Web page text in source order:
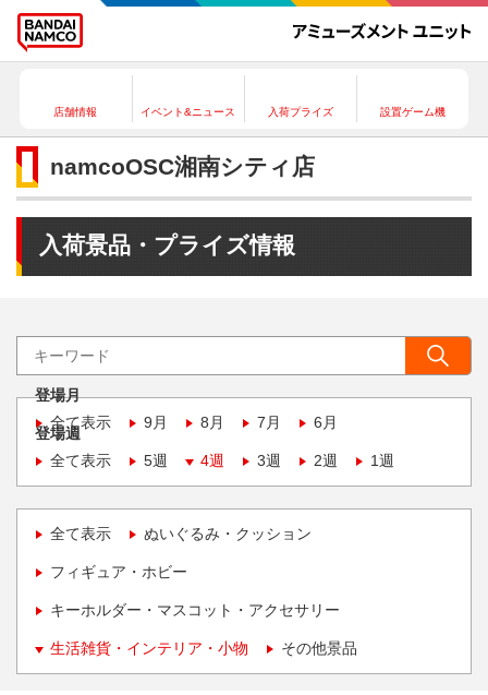
店舗情報 イベント&ニュース 入荷プライズ 設置ゲーム機
namcoOSC湘南シティ店
入荷景品・プライズ情報
登場月
全て表示
9月 8月 7月 6月
登場週
全て表示
5週 4週 3週 2週 1週
全て表示 ぬいぐるみ・クッション
フィギュア・ホビー
キーホルダー・マスコット・アクセサリー
生活雑貨・インテリア・小物 その他景品